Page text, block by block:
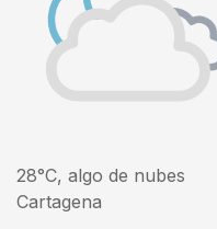
28°C, algo de nubes
Cartagena